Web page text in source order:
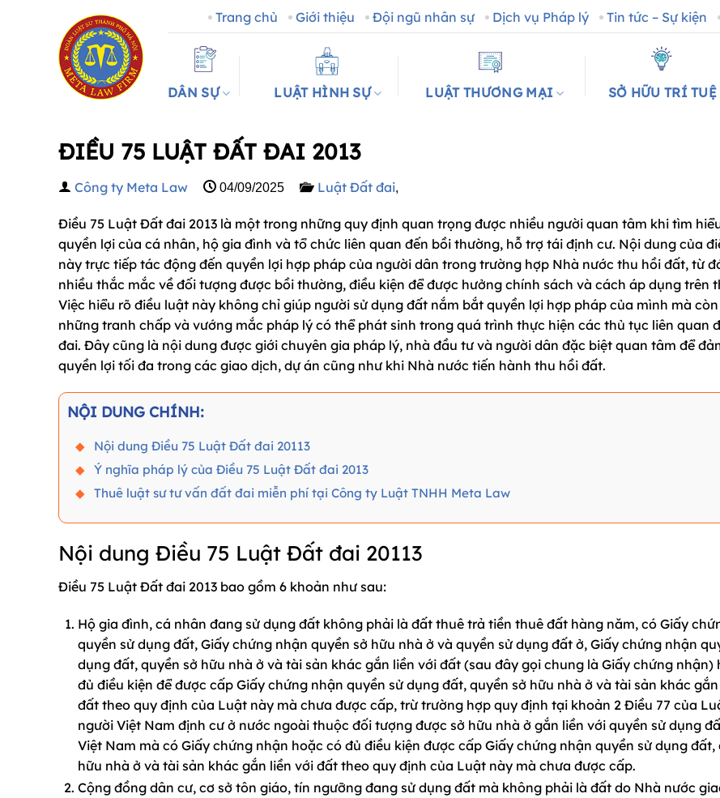
Trang chủ Giới thiệu Đội ngũ nhân sự Dịch vụ Pháp lý Tin tức – Sự kiện
DÂN SỰ LUẬT HÌNH SỰ LUẬT THƯƠNG MẠI SỞ HỮU TRÍ TUỆ
ĐIỀU 75 LUẬT ĐẤT ĐAI 2013
Công ty Meta Law 04/09/2025 Luật Đất đai,
Điều 75 Luật Đất đai 2013 là một trong những quy định quan trọng được nhiều người quan tâm khi tìm
quyền lợi của cá nhân, hộ gia đình và tổ chức liên quan đến bồi thường, hỗ trợ tái định cư. Nội dung của
này trực tiếp tác động đến quyền lợi hợp pháp của người dân trong trường hợp Nhà nước thu hồi đất, từ
nhiều thắc mắc về đối tượng được bồi thường, điều kiện để được hưởng chính sách và cách áp dụng trên
Việc hiểu rõ điều luật này không chỉ giúp người sử dụng đất nắm bắt quyền lợi hợp pháp của mình mà
những tranh chấp và vướng mắc pháp lý có thể phát sinh trong quá trình thực hiện các thủ tục liên quan
đai. Đây cũng là nội dung được giới chuyên gia pháp lý, nhà đầu tư và người dân đặc biệt quan tâm để
quyền lợi tối đa trong các giao dịch, dự án cũng như khi Nhà nước tiến hành thu hồi đất.
NỘI DUNG CHÍNH:
Nội dung Điều 75 Luật Đất đai 20113
Ý nghĩa pháp lý của Điều 75 Luật Đất đai 2013
Thuê luật sư tư vấn đất đai miễn phí tại Công ty Luật TNHH Meta Law
Nội dung Điều 75 Luật Đất đai 20113
Điều 75 Luật Đất đai 2013 bao gồm 6 khoản như sau:
Hộ gia đình, cá nhân đang sử dụng đất không phải là đất thuê trả tiền thuê đất hàng năm, có Giấy
quyền sử dụng đất, Giấy chứng nhận quyền sở hữu nhà ở và quyền sử dụng đất ở, Giấy chứng nhận
dụng đất, quyền sở hữu nhà ở và tài sản khác gắn liền với đất (sau đây gọi chung là Giấy chứng nhận)
đủ điều kiện để được cấp Giấy chứng nhận quyền sử dụng đất, quyền sở hữu nhà ở và tài sản khác
đất theo quy định của Luật này mà chưa được cấp, trừ trường hợp quy định tại khoản 2 Điều 77 của
người Việt Nam định cư ở nước ngoài thuộc đối tượng được sở hữu nhà ở gắn liền với quyền sử dụng
Việt Nam mà có Giấy chứng nhận hoặc có đủ điều kiện được cấp Giấy chứng nhận quyền sử dụng đất,
hữu nhà ở và tài sản khác gắn liền với đất theo quy định của Luật này mà chưa được cấp.
Cộng đồng dân cư, cơ sở tôn giáo, tín ngưỡng đang sử dụng đất mà không phải là đất do Nhà nước